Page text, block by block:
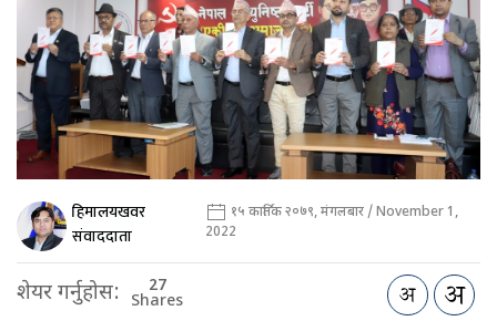
हिमालयखवर
संवाददाता
१५ कार्तिक २०७९, मंगलबार / November 1,
2022
शेयर गर्नुहोस: 27
Shares